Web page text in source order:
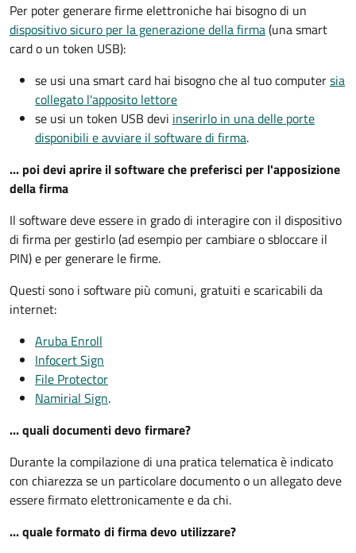
Per poter generare firme elettroniche hai bisogno di un
dispositivo sicuro per la generazione della firma(una smart
card o un token USB):
se usi una smart card hai bisogno che al tuo computersia
collegato l'apposito lettore
se usi un token USB devi inserirlo in una delle porte
disponibili e avviare il software di firma.
... poi devi aprire il software che preferisci per l'apposizione
della firma
Il software deve essere in grado di interagire con il dispositivo
di firma per gestirlo (ad esempio per cambiare o sbloccare il
PIN) e per generare le firme.
Questi sono i software più comuni, gratuiti e scaricabili da
internet:
Aruba Enroll
Infocert Sign
File Protector
Namirial Sign.
... quali documenti devo firmare?
Durante la compilazione di una pratica telematica è indicato
con chiarezza se un particolare documento o un allegato deve
essere firmato elettronicamente e da chi.
... quale formato di firma devo utilizzare?